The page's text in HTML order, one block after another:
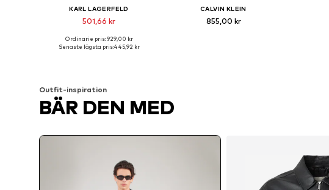
KARL LAGERFELD
501,66 kr
Tillgängliga storlekar: S, M, L, XL
Ordinarie pris: 929,00 kr
Senaste lägsta pris:445,92 kr
CALVIN KLEIN
855,00 kr
Outfit-inspiration
BÄR DEN MED